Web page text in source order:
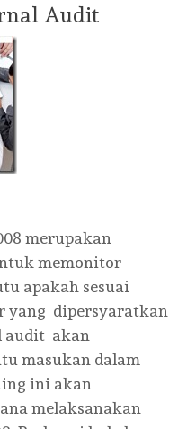
Audit
merupakan
memonitor
apakah sesuai
yang dipersyaratkan
audit akan
masukan dalam
ini akan
melaksanakan